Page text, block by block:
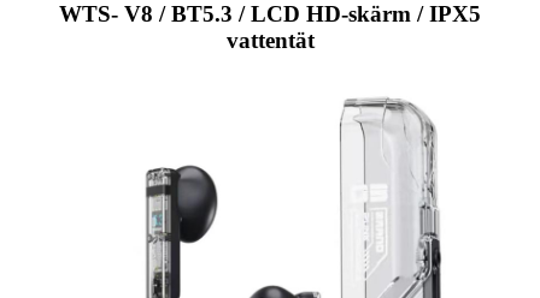
WTS- V8 / BT5.3 / LCD HD-skärm / IPX5
vattentät